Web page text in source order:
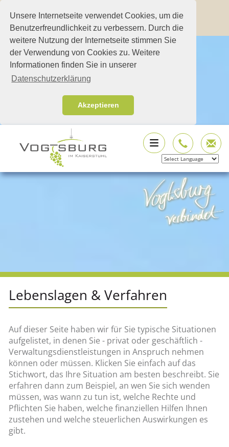
Unsere Internetseite verwendet Cookies, um die
Benutzerfreundlichkeit zu verbessern. Durch die
weitere Nutzung der Internetseite stimmen Sie
der Verwendung von Cookies zu. Weitere
Informationen finden Sie in unserer
Datenschutzerklärung
Akzeptieren
Lebenslagen & Verfahren
Auf dieser Seite haben wir für Sie typische Situationen
aufgelistet, in denen Sie - privat oder geschäftlich -
Verwaltungsdienstleistungen in Anspruch nehmen
können oder müssen. Klicken Sie einfach auf das
Stichwort, das Ihre Situation am besten beschreibt. Sie
erfahren dann zum Beispiel, an wen Sie sich wenden
müssen, was wann zu tun ist, welche Rechte und
Pflichten Sie haben, welche finanziellen Hilfen Ihnen
zustehen und welche steuerlichen Auswirkungen es
gibt.